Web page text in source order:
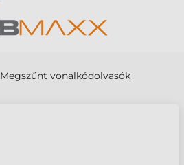
Megszűnt vonalkódolvasók